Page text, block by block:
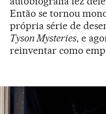
Então se tornou
própria série de
Tyson Mysteries, e
reinventar como